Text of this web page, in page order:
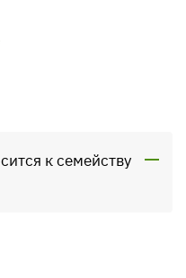
к семейству